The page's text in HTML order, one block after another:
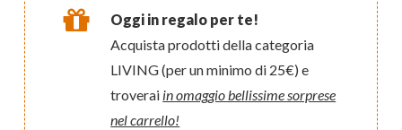
Oggi in regalo per te!
Acquista prodotti della categoria
LIVING (per un minimo di 25€) e
troverai in omaggio bellissime sorprese
nel carrello!